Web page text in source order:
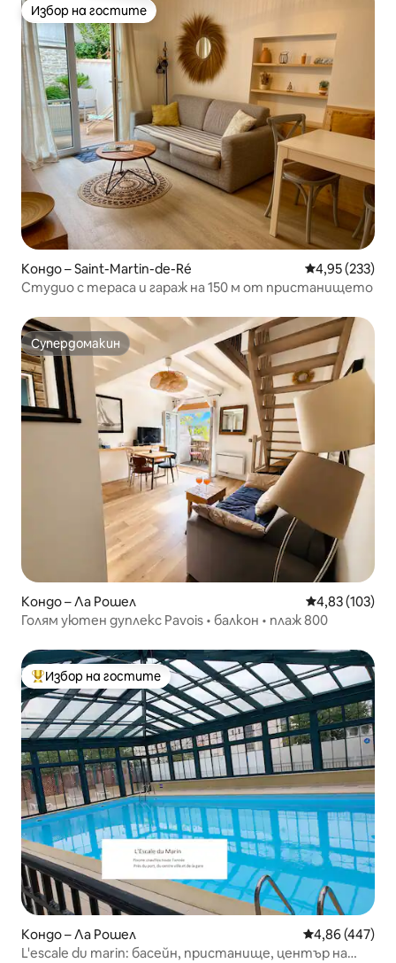
Избор на гостите
Избор на гостите
Кондо – Saint-Martin-de-Ré Средна
4,95 (233)
Студио с тераса и гараж на 150 м от пристанището
Супердомакин
Супердомакин
Кондо – Ла Рошел Средна
4,83 (103)
Голям уютен дуплекс Pavois • балкон • плаж 800
Най-популярен избор на гостите
Избор на гостите
Кондо – Ла Рошел Средна
4,86 (447)
L'escale du marin: басейн, пристанище, център на